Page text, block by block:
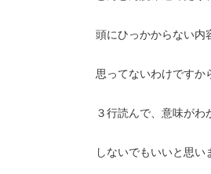
頭にひっかからない内
思ってないわけですか
３行読んで、意味がわ
しないでもいいと思い